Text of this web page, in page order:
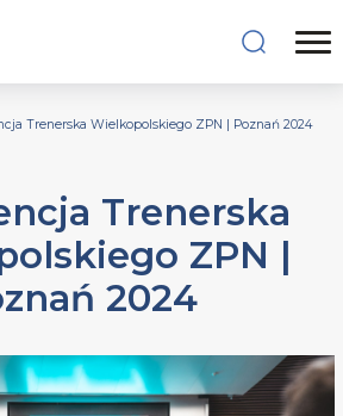
Trenerska Wielkopolskiego ZPN | Poznań 2024
Trenerska
ZPN |
2024